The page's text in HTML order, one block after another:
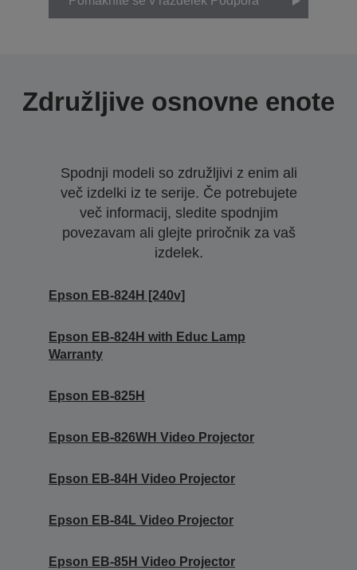
Združljive osnovne enote
Spodnji modeli so združljivi z enim ali
več izdelki iz te serije. Če potrebujete
več informacij, sledite spodnjim
povezavam ali glejte priročnik za vaš
izdelek.
Epson EB-824H [240v]
Epson EB-824H with Educ Lamp
Warranty
Epson EB-825H
Epson EB-826WH Video Projector
Epson EB-84H Video Projector
Epson EB-84L Video Projector
Epson EB-85H Video Projector